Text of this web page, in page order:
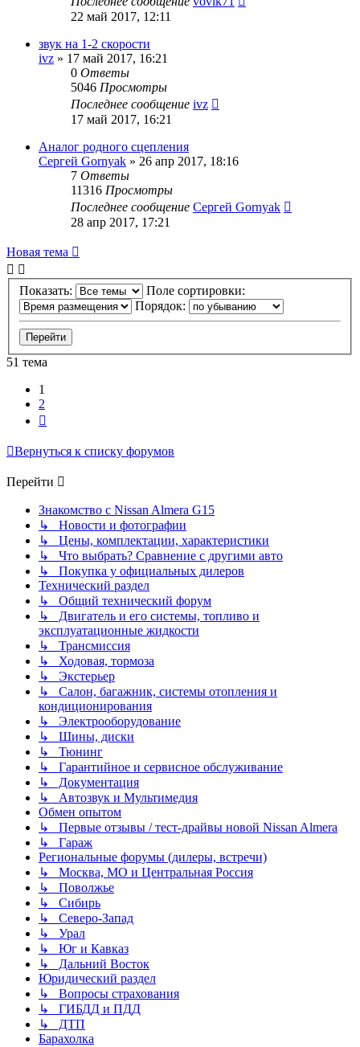
22 май 2017, 12:11
звук на 1-2 скорости
ivz » 17 май 2017, 16:21
0 Ответы
5046 Просмотры
Последнее сообщение ivz
17 май 2017, 16:21
Аналог родного сцепления
Сергей Gornyak » 26 апр 2017, 18:16
7 Ответы
11316 Просмотры
Последнее сообщение Сергей Gornyak
28 апр 2017, 17:21
Новая тема
Показать:
Поле сортировки:
Порядок:
51 тема
1
2
Вернуться к списку форумов
Перейти
Знакомство с Nissan Almera G15
↳ Новости и фотографии
↳ Цены, комплектации, характеристики
↳ Что выбрать? Сравнение с другими авто
↳ Покупка у официальных дилеров
Технический раздел
↳ Общий технический форум
↳ Двигатель и его системы, топливо и
эксплуатационные жидкости
↳ Трансмиссия
↳ Ходовая, тормоза
↳ Экстерьер
↳ Салон, багажник, системы отопления и
кондиционирования
↳ Электрооборудование
↳ Шины, диски
↳ Тюнинг
↳ Гарантийное и сервисное обслуживание
↳ Документация
↳ Автозвук и Мультимедия
Обмен опытом
↳ Первые отзывы / тест-драйвы новой Nissan Almera
↳ Гараж
Региональные форумы (дилеры, встречи)
↳ Москва, МО и Центральная Россия
↳ Поволжье
↳ Сибирь
↳ Северо-Запад
↳ Урал
↳ Юг и Кавказ
↳ Дальний Восток
Юридический раздел
↳ Вопросы страхования
↳ ГИБДД и ПДД
↳ ДТП
Барахолка